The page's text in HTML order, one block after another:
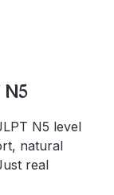
N5 level
natural
real